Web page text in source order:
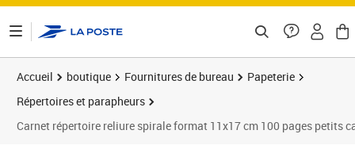
Accueil boutique Fournitures de bureau
Papeterie
Répertoires et parapheurs
Carnet répertoire reliure spirale format 11x17 cm 100 pages petits